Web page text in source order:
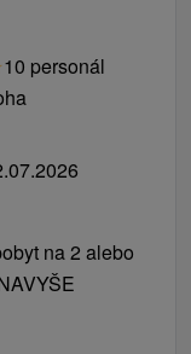
10 personál
na 2 alebo